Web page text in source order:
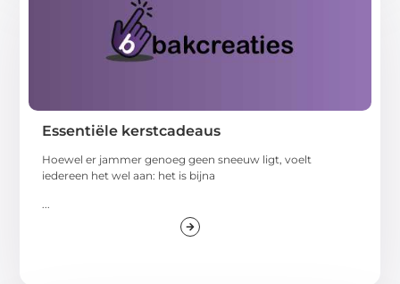
Essentiële kerstcadeaus
Hoewel er jammer genoeg geen sneeuw ligt, voelt
iedereen het wel aan: het is bijna
...